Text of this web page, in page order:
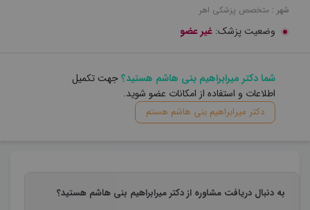
شهر : متخصص پزشکی اهر
وضعیت پزشک: غیر عضو
شما دکتر میرابراهیم بنی هاشم هستید؟جهت تکمیل
اطلاعات و استفاده از امکانات عضو شوید.
دکتر میرابراهیم بنی هاشم هستم
به دنبال دریافت مشاوره از دکتر میرابراهیم بنی هاشم هستید؟